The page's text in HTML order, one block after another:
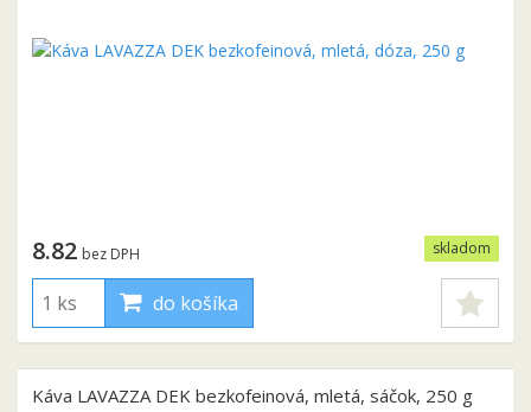
skladom
8.82 bez DPH
do košíka
Káva LAVAZZA DEK bezkofeinová, mletá, sáčok, 250 g